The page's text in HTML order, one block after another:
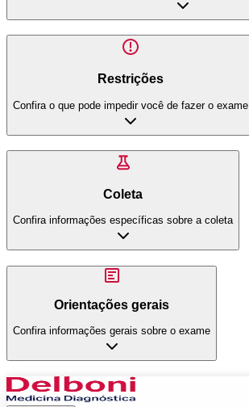
Restrições
Confira o que pode impedir você de fazer o exame
Coleta
Confira informações específicas sobre a coleta
Orientações gerais
Confira informações gerais sobre o exame